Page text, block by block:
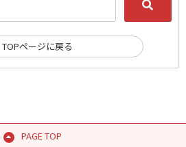
TOPページに戻る
PAGE TOP